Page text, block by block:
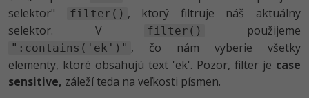
selektor"
filter() , ktorý filtruje náš aktuálny
selektor. V
filter() použijeme
":contains('ek')" , čo nám vyberie všetky
elementy, ktoré obsahujú text 'ek'. Pozor, filter je case
sensitive, záleží teda na veľkosti písmen.